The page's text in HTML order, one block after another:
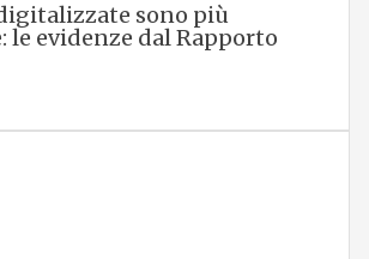
sono più
le evidenze dal Rapporto